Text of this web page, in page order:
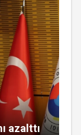
azalttı